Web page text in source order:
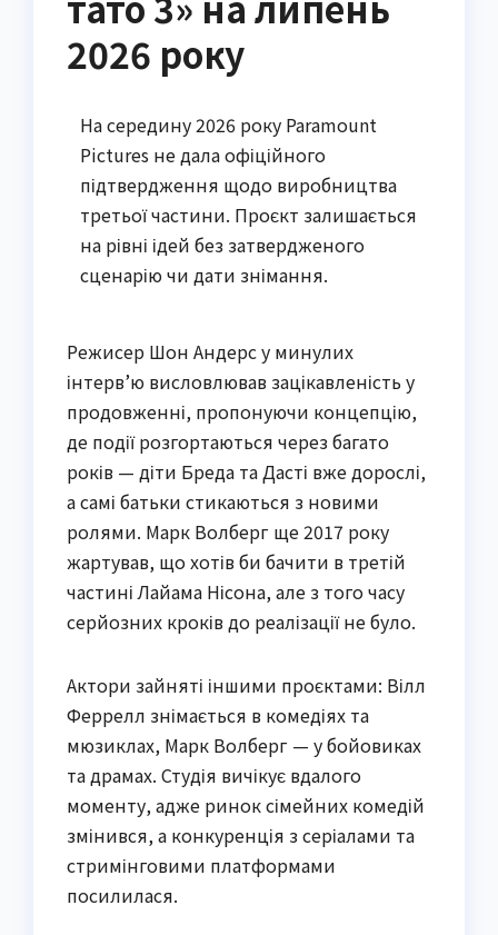
2026 року
На середину 2026 року Paramount
Pictures не дала офіційного
підтвердження щодо виробництва
третьої частини. Проєкт залишається
на рівні ідей без затвердженого
сценарію чи дати знімання.
Режисер Шон Андерс у минулих
інтерв’ю висловлював зацікавленість у
продовженні, пропонуючи концепцію,
де події розгортаються через багато
років — діти Бреда та Дасті вже дорослі,
а самі батьки стикаються з новими
ролями. Марк Волберг ще 2017 року
жартував, що хотів би бачити в третій
частині Лайама Нісона, але з того часу
серйозних кроків до реалізації не було.
Актори зайняті іншими проєктами: Вілл
Феррелл знімається в комедіях та
мюзиклах, Марк Волберг — у бойовиках
та драмах. Студія вичікує вдалого
моменту, адже ринок сімейних комедій
змінився, а конкуренція з серіалами та
стримінговими платформами
посилилася.